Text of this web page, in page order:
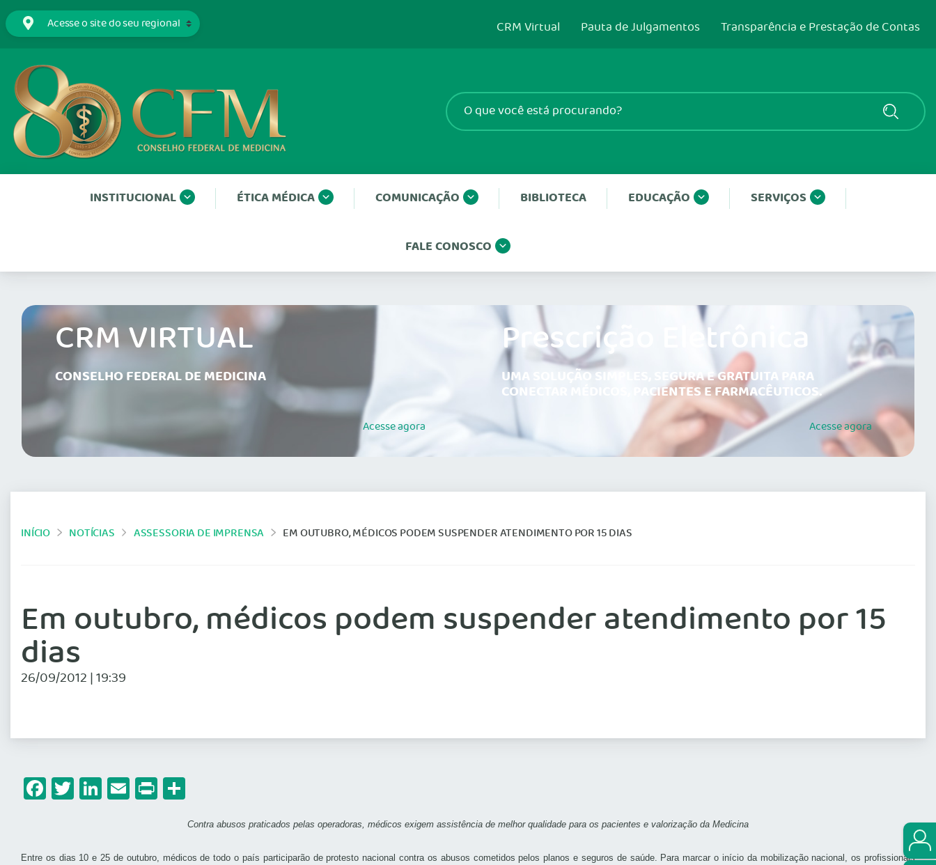
CRM Virtual Pauta de Julgamentos Transparência e Prestação de Contas
INSTITUCIONAL ÉTICA MÉDICA COMUNICAÇÃO BIBLIOTECA EDUCAÇÃO SERVIÇOS
FALE CONOSCO
CRM VIRTUAL
CONSELHO FEDERAL DE MEDICINA
Acesseagora
Prescrição Eletrônica
UMA SOLUÇÃO SIMPLES, SEGURA E GRATUITA PARA
CONECTAR MÉDICOS, PACIENTES E FARMACÊUTICOS.
Acesseagora
INÍCIO NOTÍCIAS ASSESSORIA DE IMPRENSA EM OUTUBRO, MÉDICOS PODEM SUSPENDER ATENDIMENTO POR 15 DIAS
Em outubro, médicos podem suspender atendimento por 15
dias
26/09/2012 | 19:39
Facebook
Twitter
LinkedIn
Email
Print
Contra abusos praticados pelas operadoras, médicos exigem assistência de melhor qualidade para os pacientes e valorização da Medicina
Entre os dias 10 e 25 de outubro, médicos de todo o país participarão de protesto nacional contra os abusos cometidos pelos planos e seguros de saúde. Para marcar o início da mobilização nacional, os profissionais